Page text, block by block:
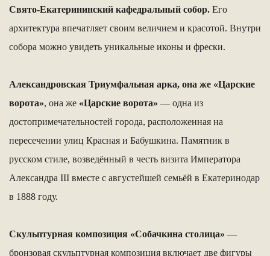
Свято-Екатерининский кафедральный собор. Его
архитектура впечатляет своим величием и красотой. Внутри
собора можно увидеть уникальные иконы и фрески.
Александровская Триумфальная арка, она же «Царские
ворота», она же «Царские ворота» — одна из
достопримечательностей города, расположенная на
пересечении улиц Красная и Бабушкина. Памятник в
русском стиле, возведённый в честь визита Императора
Александра III вместе с августейшей семьёй в Екатеринодар
в 1888 году.
Скульптурная композиция «Собачкина столица» —
бронзовая скульптурная композиция включает две фигуры